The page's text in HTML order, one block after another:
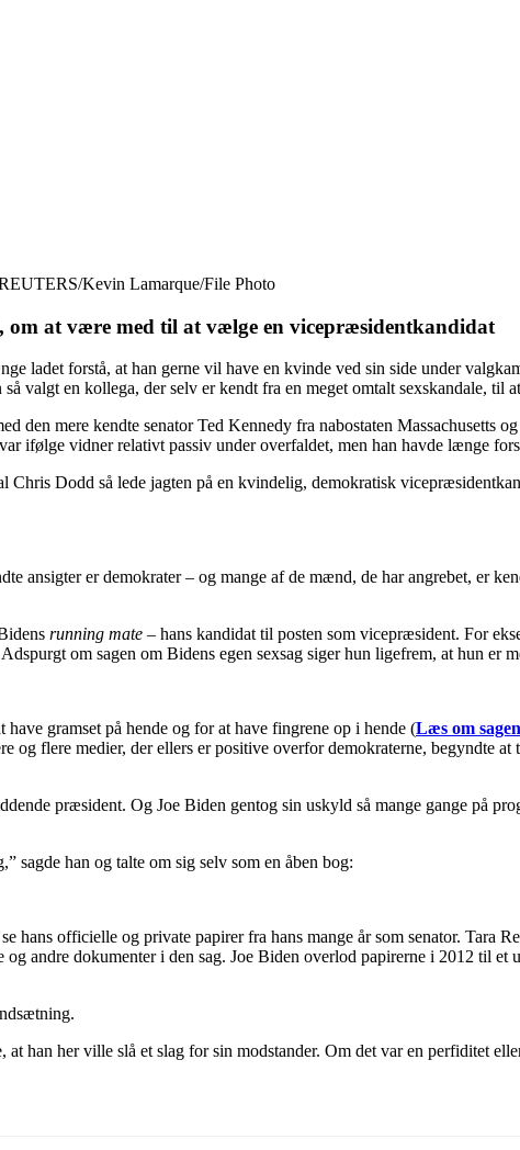
Kevin Lamarque/File Photo
om at være med til at vælge en vicepræsidentkandidat
ladet forstå, at han gerne vil have en kvinde ved sin side under
valgt en kollega, der selv er kendt fra en meget omtalt sexskandale, til
mere kendte senator Ted Kennedy fra nabostaten Massachusetts
ifølge vidner relativt passiv under overfaldet, men han havde længe
Dodd så lede jagten på en kvindelig, demokratisk
ansigter er demokrater – og mange af de mænd, de har angrebet, er
running mate – hans kandidat til posten som vicepræsident. For
om sagen om Bidens egen sexsag siger hun ligefrem, at hun er
gramset på hende og for at have fingrene op i hende (Læs om
flere medier, der ellers er positive overfor demokraterne, begyndte at
præsident. Og Joe Biden gentog sin uskyld så mange gange på
sagde han og talte om sig selv som en åben bog:
hans officielle og private papirer fra hans mange år som senator. Tara
andre dokumenter i den sag. Joe Biden overlod papirerne i 2012 til et
han her ville slå et slag for sin modstander. Om det var en perfiditet